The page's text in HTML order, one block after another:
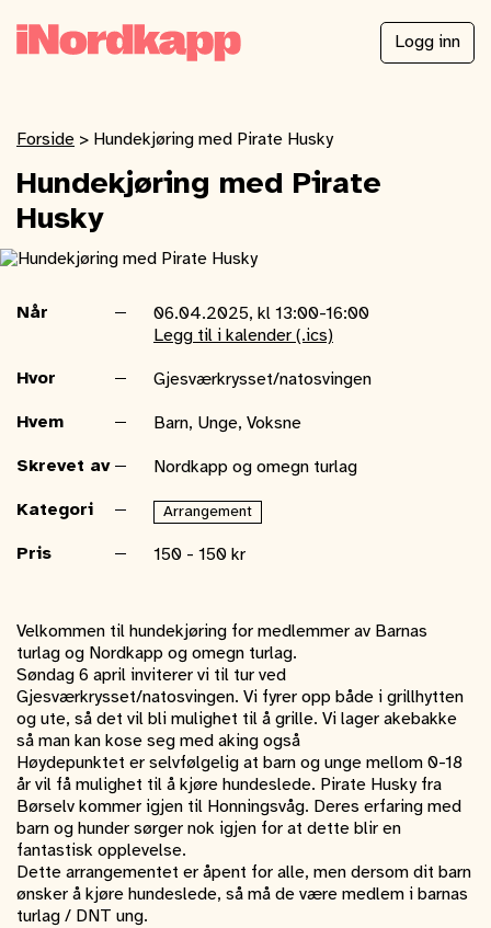
Logg inn
Forside > Hundekjøring med Pirate Husky
Hundekjøring med Pirate
Husky
Når
06.04.2025, kl 13:00-16:00
Legg til i kalender (.ics)
Hvor Gjesværkrysset/natosvingen
Hvem Barn, Unge, Voksne
Skrevet av Nordkapp og omegn turlag
Kategori Arrangement
Pris 150 - 150 kr
Velkommen til hundekjøring for medlemmer av Barnas
turlag og Nordkapp og omegn turlag.
Søndag 6 april inviterer vi til tur ved
Gjesværkrysset/natosvingen. Vi fyrer opp både i grillhytten
og ute, så det vil bli mulighet til å grille. Vi lager akebakke
så man kan kose seg med aking også
Høydepunktet er selvfølgelig at barn og unge mellom 0-18
år vil få mulighet til å kjøre hundeslede. Pirate Husky fra
Børselv kommer igjen til Honningsvåg. Deres erfaring med
barn og hunder sørger nok igjen for at dette blir en
fantastisk opplevelse.
Dette arrangementet er åpent for alle, men dersom dit barn
ønsker å kjøre hundeslede, så må de være medlem i barnas
turlag / DNT ung.